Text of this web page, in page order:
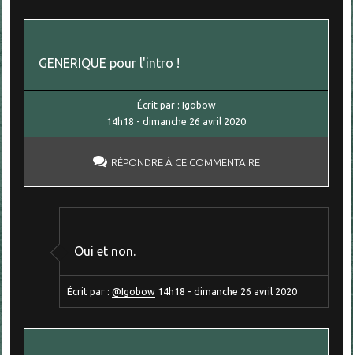
GENERIQUE pour l'intro !
Écrit par : Igobow
14h18 -dimanche 26 avril 2020
RÉPONDRE À CE COMMENTAIRE
Oui et non.
Écrit par : @Igobow 14h18 - dimanche 26 avril 2020